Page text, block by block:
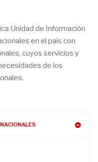
Unidad de Información
en el país con
cuyos servicios y
de los